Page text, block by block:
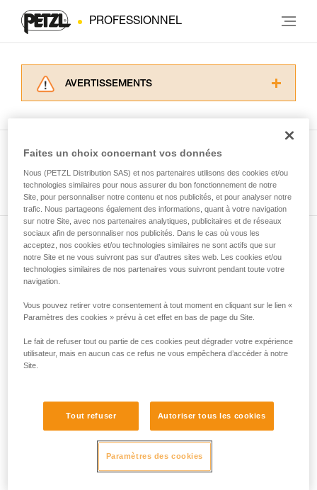
PROFESSIONNEL
AVERTISSEMENTS
informations de la notice technique pour
d’informations.
Maîtriser ces techniques nécessite une
formation et un entraînement spécifique. Validez
avec un professionnel votre capacité à refaire
la manipulation, seul, en toute sécurité, avant
de la reproduire en autonomie.
Nous donnons des exemples de techniques
Voir tous les conseils
Abonnez-vous à la newsletter
et restez connecté à notre actualité
Email *
Rejoignez la communauté !
Faites un choix concernant vos données
Nous (PETZL Distribution SAS) et nos partenaires utilisons des cookies et/ou
technologies similaires pour nous assurer du bon fonctionnement de notre
Site, pour personnaliser notre contenu et nos publicités, et pour analyser notre
trafic. Nous partageons également des informations, quant à votre navigation
sur notre Site, avec nos partenaires analytiques, publicitaires et de réseaux
sociaux afin de personnaliser nos publicités. Dans le cas où vous les
acceptez, nos cookies et/ou technologies similaires ne sont actifs que sur
notre Site et ne vous suivront pas sur d’autres sites web. Les cookies et/ou
technologies similaires de nos partenaires vous suivront pendant toute votre
navigation.
Vous pouvez retirer votre consentement à tout moment en cliquant sur le lien «
Paramètres des cookies » prévu à cet effet en bas de page du Site.
Le fait de refuser tout ou partie de ces cookies peut dégrader votre expérience
utilisateur, mais en aucun cas ce refus ne vous empêchera d’accéder à notre
Site.
Tout refuser Autoriser tous les cookies
Paramètres des cookies